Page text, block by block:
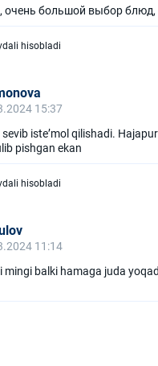
большой выбор блюд,
hisobladi
15:37
isteʼmol qilishadi.
pishgan ekan
hisobladi
11:14
balki hamaga juda